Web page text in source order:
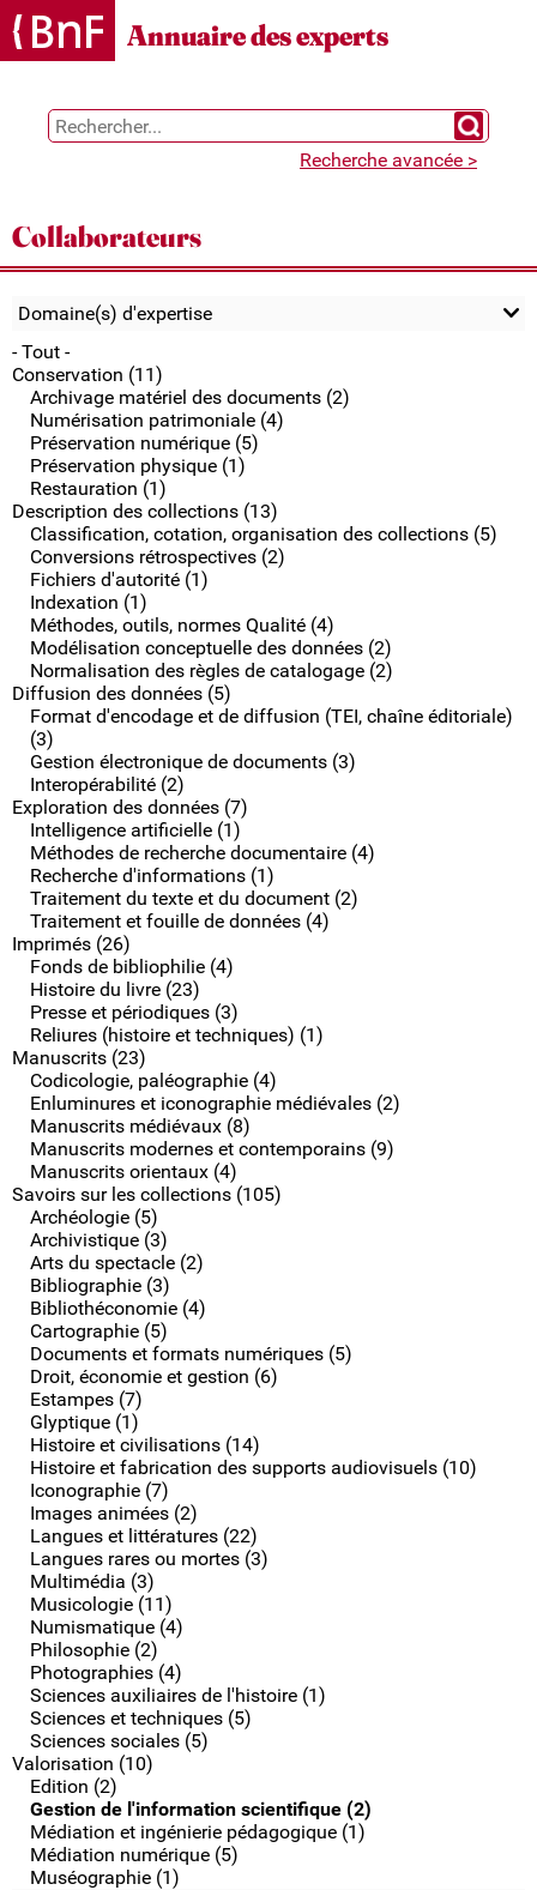
Gestion des cookies
Annuaire des experts
Chercher
Recherche avancée >
Collaborateurs
Domaine(s) d'expertise
- Tout -
Conservation (11)
Archivage matériel des documents (2)
Numérisation patrimoniale (4)
Préservation numérique (5)
Préservation physique (1)
Restauration (1)
Description des collections (13)
Classification, cotation, organisation des collections (5)
Conversions rétrospectives (2)
Fichiers d'autorité (1)
Indexation (1)
Méthodes, outils, normes Qualité (4)
Modélisation conceptuelle des données (2)
Normalisation des règles de catalogage (2)
Diffusion des données (5)
Format d'encodage et de diffusion (TEI, chaîne éditoriale)
(3)
Gestion électronique de documents (3)
Interopérabilité (2)
Exploration des données (7)
Intelligence artificielle (1)
Méthodes de recherche documentaire (4)
Recherche d'informations (1)
Traitement du texte et du document (2)
Traitement et fouille de données (4)
Imprimés (26)
Fonds de bibliophilie (4)
Histoire du livre (23)
Presse et périodiques (3)
Reliures (histoire et techniques) (1)
Manuscrits (23)
Codicologie, paléographie (4)
Enluminures et iconographie médiévales (2)
Manuscrits médiévaux (8)
Manuscrits modernes et contemporains (9)
Manuscrits orientaux (4)
Savoirs sur les collections (105)
Archéologie (5)
Archivistique (3)
Arts du spectacle (2)
Bibliographie (3)
Bibliothéconomie (4)
Cartographie (5)
Documents et formats numériques (5)
Droit, économie et gestion (6)
Estampes (7)
Glyptique (1)
Histoire et civilisations (14)
Histoire et fabrication des supports audiovisuels (10)
Iconographie (7)
Images animées (2)
Langues et littératures (22)
Langues rares ou mortes (3)
Multimédia (3)
Musicologie (11)
Numismatique (4)
Philosophie (2)
Photographies (4)
Sciences auxiliaires de l'histoire (1)
Sciences et techniques (5)
Sciences sociales (5)
Valorisation (10)
Edition (2)
Gestion de l'information scientifique (2)
Médiation et ingénierie pédagogique (1)
Médiation numérique (5)
Muséographie (1)